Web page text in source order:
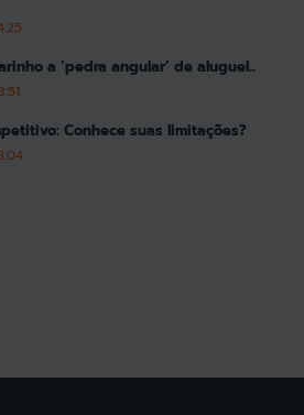
a ‘pedra angular’ de aluguel...
Conhece suas limitações?